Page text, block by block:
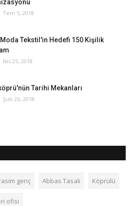
Tem 5, 2018
Tekstil'in Hedefi 150 Kişilik
Nis 25, 2018
Tarihi Mekanları
Şub 26, 2018
genç Abbas Tasalı Köprülü
ofisi